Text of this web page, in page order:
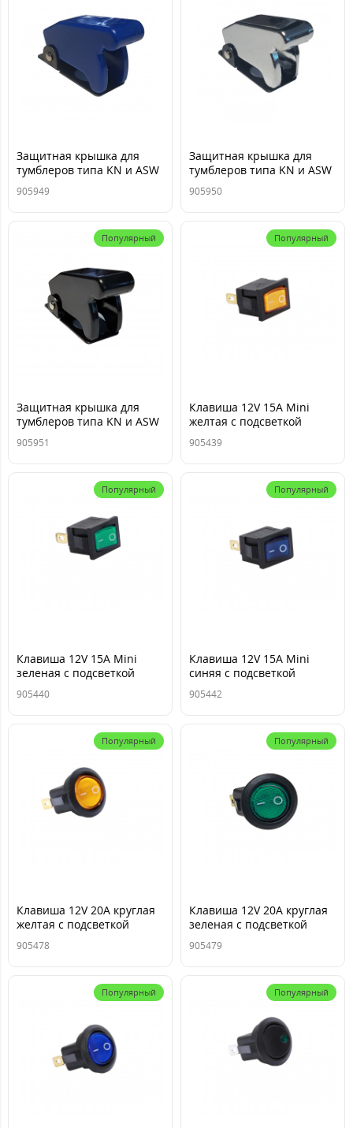
Защитная крышка для
тумблеров типа KN и ASW
синяя TM Nord YADA
905949
Защитная крышка для
тумблеров типа KN и ASW
хром TM Nord YADA
905950
Популярный
Защитная крышка для
тумблеров типа KN и ASW
черная TM Nord YADA
905951
Популярный
Клавиша 12V 15А Mini
желтая с подсветкой
(3конт.) ON-OFF TM Nord
YADA
905439
Популярный
Клавиша 12V 15А Mini
зеленая с подсветкой
(3конт.) ON-OFF TM Nord
YADA
905440
Популярный
Клавиша 12V 15А Mini
синяя с подсветкой
(3конт.) ON-OFF TM Nord
YADA
905442
Популярный
Клавиша 12V 20А круглая
желтая с подсветкой
(3конт.) ON-OFF TM Nord
YADA
905478
Популярный
Клавиша 12V 20А круглая
зеленая с подсветкой
(3конт.) ON-OFF TM Nord
YADA
905479
Популярный Популярный